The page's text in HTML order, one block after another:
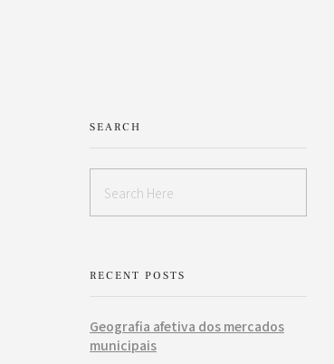
SEARCH
RECENT POSTS
Geografia afetiva dos mercados
municipais